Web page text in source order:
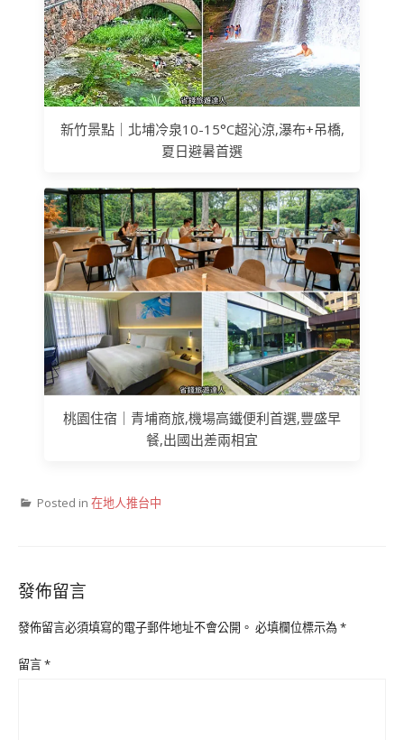
新竹景點｜北埔冷泉10-15°C超沁涼,瀑布+吊橋,
夏日避暑首選
桃園住宿｜青埔商旅,機場高鐵便利首選,豐盛早
餐,出國出差兩相宜
Posted in 在地人推台中
發佈留言
發佈留言必須填寫的電子郵件地址不會公開。 必填欄位標示為*
留言*